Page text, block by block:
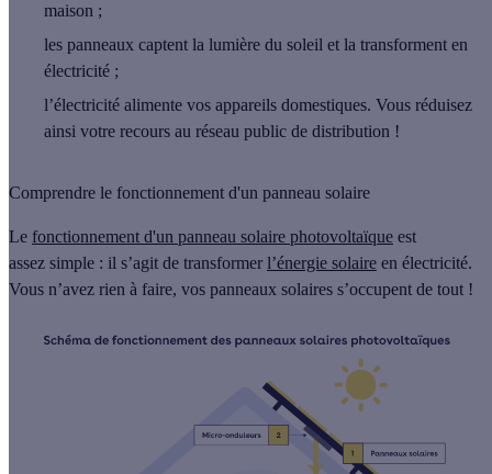
maison ;
les panneaux captent la lumière du soleil et la transforment en
électricité ;
l’électricité alimente vos appareils domestiques. Vous réduisez
ainsi votre recours au réseau public de distribution !
Comprendre le fonctionnement d'un panneau solaire
Le fonctionnement d'un panneau solaire photovoltaïque est
assez simple : il s’agit de transformer l’énergie solaire en électricité.
Vous n’avez rien à faire, vos panneaux solaires s’occupent de tout !